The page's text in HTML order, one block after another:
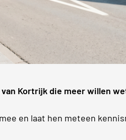
Kortrijk die meer willen
en laat hen meteen